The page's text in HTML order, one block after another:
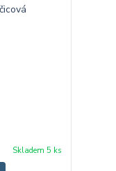
Skladem 5 ks